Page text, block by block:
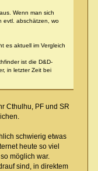
Wenn man sich
evtl. abschätzen, wo
es aktuell im Vergleich
ist die D&D-
in letzter Zeit bei
Cthulhu, PF und SR
schwierig etwas
heute so viel
möglich war.
sind, in direktem